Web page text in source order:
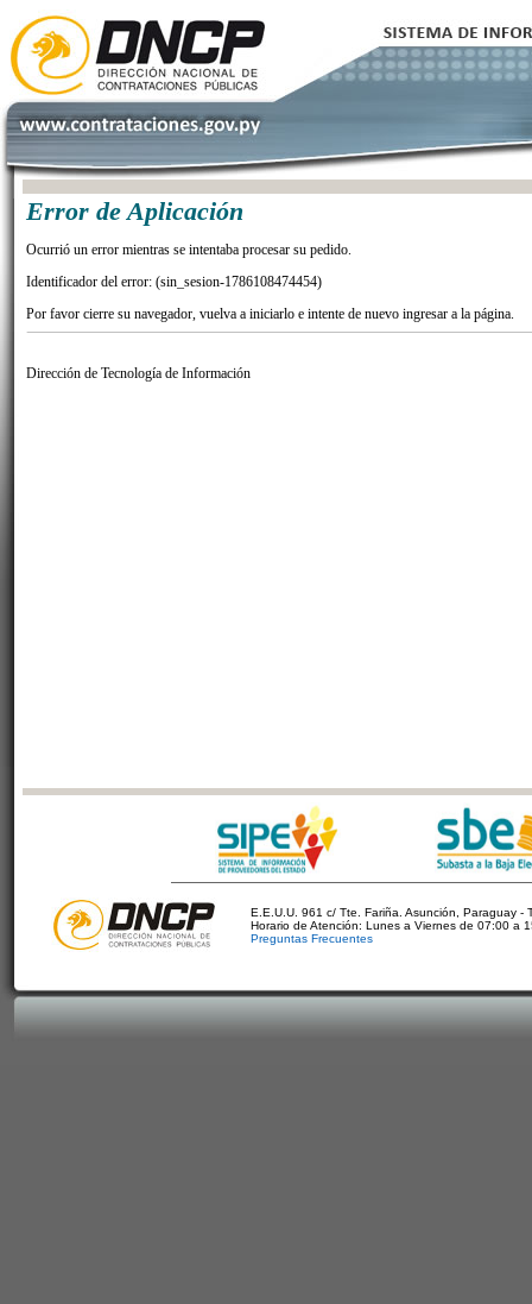
Error de Aplicación
Ocurrió un error mientras se intentaba procesar su pedido.
Identificador del error: (sin_sesion-1786108474454)
Por favor cierre su navegador, vuelva a iniciarlo e intente de nuevo ingresar a la página.
Dirección de Tecnología de Información
E.E.U.U. 961 c/ Tte. Fariña. Asunción, Paraguay -
Horario de Atención: Lunes a Viernes de 07:00 a
Preguntas Frecuentes